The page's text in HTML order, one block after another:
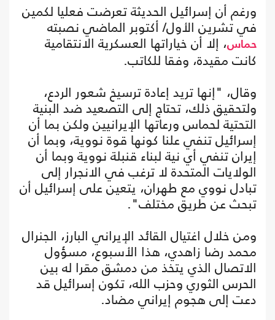
ورغم أن إسرائيل الحديثة تعرضت فعليا لكمين
في تشرين الأول/ أكتوبر الماضي نصبته
حماس، إلا أن خياراتها العسكرية الانتقامية
كانت مقيدة، وفقا للكاتب.
وقال، "إنها تريد إعادة ترسيخ شعور الردع،
ولتحقيق ذلك، تحتاج إلى التصعيد ضد البنية
التحتية لحماس ورعاتها الإيرانيين ولكن بما أن
إسرائيل تنفي علنا كونها قوة نووية، وبما أن
إيران تنفي أي نية لبناء قنبلة نووية وبما أن
الولايات المتحدة لا ترغب في الانجرار إلى
تبادل نووي مع طهران، يتعين على إسرائيل أن
تبحث عن طريق مختلف".
ومن خلال اغتيال القائد الإيراني البارز، الجنرال
محمد رضا زاهدي، هذا الأسبوع، مسؤول
الاتصال الذي يتخذ من دمشق مقرا له بين
الحرس الثوري وحزب الله، تكون إسرائيل قد
دعت إلى هجوم إيراني مضاد.